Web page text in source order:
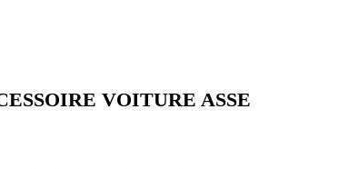
VOITURE ASSE